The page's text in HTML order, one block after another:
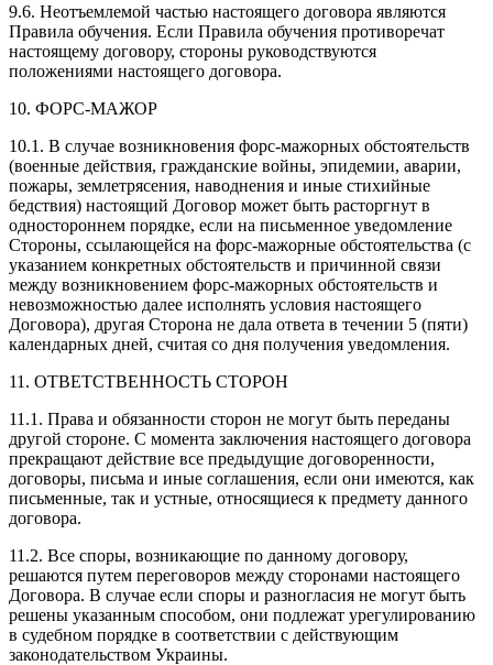
9.6. Неотъемлемой частью настоящего договора являются
Правила обучения. Если Правила обучения противоречат
настоящему договору, стороны руководствуются
положениями настоящего договора.
10. ФОРС-МАЖОР
10.1. В случае возникновения форс-мажорных обстоятельств
(военные действия, гражданские войны, эпидемии, аварии,
пожары, землетрясения, наводнения и иные стихийные
бедствия) настоящий Договор может быть расторгнут в
одностороннем порядке, если на письменное уведомление
Стороны, ссылающейся на форс-мажорные обстоятельства (с
указанием конкретных обстоятельств и причинной связи
между возникновением форс-мажорных обстоятельств и
невозможностью далее исполнять условия настоящего
Договора), другая Сторона не дала ответа в течении 5 (пяти)
календарных дней, считая со дня получения уведомления.
11. ОТВЕТСТВЕННОСТЬ СТОРОН
11.1. Права и обязанности сторон не могут быть переданы
другой стороне. С момента заключения настоящего договора
прекращают действие все предыдущие договоренности,
договоры, письма и иные соглашения, если они имеются, как
письменные, так и устные, относящиеся к предмету данного
договора.
11.2. Все споры, возникающие по данному договору,
решаются путем переговоров между сторонами настоящего
Договора. В случае если споры и разногласия не могут быть
решены указанным способом, они подлежат урегулированию
в судебном порядке в соответствии с действующим
законодательством Украины.